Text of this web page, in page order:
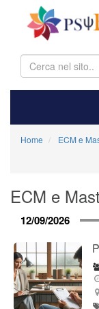
Home ECM e
ECM e
12/09/2026